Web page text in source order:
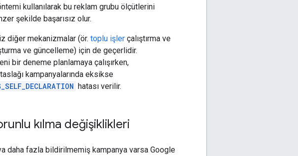
kullanılarak bu reklam grubu ölçütlerini
şekilde başarısız olur.
diğer mekanizmalar (ör. toplu işler çalıştırma ve
ve güncelleme) için de geçerlidir.
bir deneme planlamaya çalışırken,
kampanyalarında eksikse
hatası verilir.
kılma değişiklikleri
daha fazla bildirilmemiş kampanya varsa Google